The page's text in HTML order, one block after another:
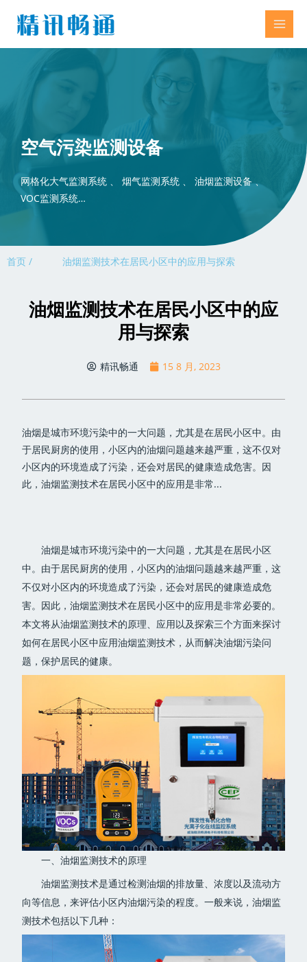
空气污染监测设备
网格化大气监测系统 、 烟气监测系统 、 油烟监测设备 、
VOC监测系统…
首页 / 油烟监测技术在居民小区中的应用与探索
油烟监测技术在居民小区中的应
用与探索
精讯畅通 15 8 月, 2023
油烟是城市环境污染中的一大问题，尤其是在居民小区中。由
于居民厨房的使用，小区内的油烟问题越来越严重，这不仅对
小区内的环境造成了污染，还会对居民的健康造成危害。因
此，油烟监测技术在居民小区中的应用是非常...
油烟是城市环境污染中的一大问题，尤其是在居民小区
中。由于居民厨房的使用，小区内的油烟问题越来越严重，这
不仅对小区内的环境造成了污染，还会对居民的健康造成危
害。因此，油烟监测技术在居民小区中的应用是非常必要的。
本文将从油烟监测技术的原理、应用以及探索三个方面来探讨
如何在居民小区中应用油烟监测技术，从而解决油烟污染问
题，保护居民的健康。
一、油烟监测技术的原理
油烟监测技术是通过检测油烟的排放量、浓度以及流动方
向等信息，来评估小区内油烟污染的程度。一般来说，油烟监
测技术包括以下几种：